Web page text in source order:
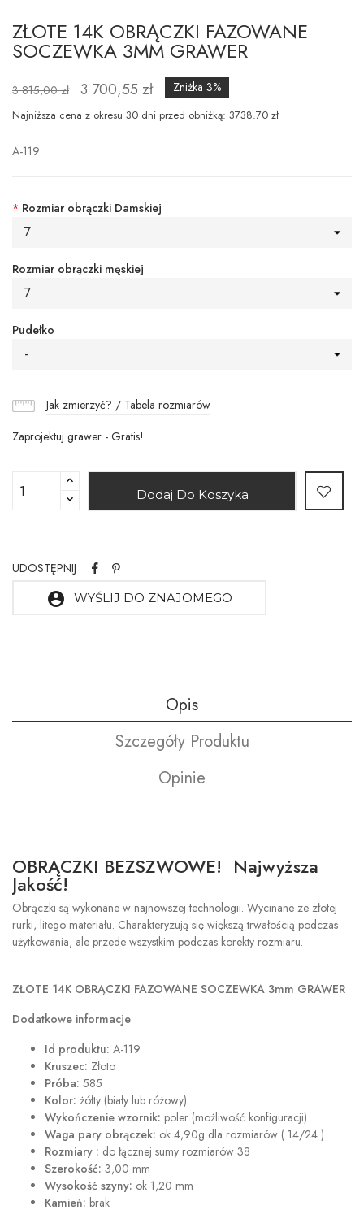
ZŁOTE 14K OBRĄCZKI FAZOWANE
SOCZEWKA 3MM GRAWER
3 815,00 zł 3 700,55 zł Zniżka 3%
Najniższa cena z okresu 30 dni przed obniżką: 3738.70 zł
A-119
* Rozmiar obrączki Damskiej
7
Rozmiar obrączki męskiej
7
Pudełko
-
Jak zmierzyć? / Tabela rozmiarów
Zaprojektuj grawer - Gratis!
Dodaj Do Koszyka
UDOSTĘPNIJ
account_circle WYŚLIJ DO ZNAJOMEGO
Opis
Szczegóły Produktu
Opinie
OBRĄCZKI BEZSZWOWE! Najwyższa
Jakość!
Obrączki są wykonane w najnowszej technologii. Wycinane ze złotej
rurki, litego materiału. Charakteryzują się większą trwałością podczas
użytkowania, ale przede wszystkim podczas korekty rozmiaru.
ZŁOTE 14K OBRĄCZKI FAZOWANE SOCZEWKA 3mm GRAWER
Dodatkowe informacje
Id produktu: A-119
Kruszec: Złoto
Próba: 585
Kolor: żółty (biały lub różowy)
Wykończenie wzornik: poler (możliwość konfiguracji)
Waga pary obrączek: ok 4,90g dla rozmiarów ( 14/24 )
Rozmiary : do łącznej sumy rozmiarów 38
Szerokość: 3,00 mm
Wysokość szyny: ok 1,20 mm
Kamień: brak